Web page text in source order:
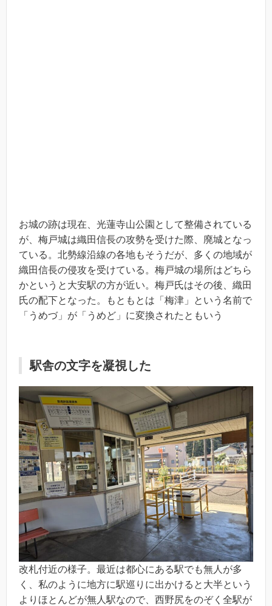
お城の跡は現在、光蓮寺山公園として整備されている
が、梅戸城は織田信長の攻勢を受けた際、廃城となっ
ている。北勢線沿線の各地もそうだが、多くの地域が
織田信長の侵攻を受けている。梅戸城の場所はどちら
かというと大安駅の方が近い。梅戸氏はその後、織田
氏の配下となった。もともとは「梅津」という名前で
「うめづ」が「うめど」に変換されたともいう
駅舎の文字を凝視した
改札付近の様子。最近は都心にある駅でも無人が多
く、私のように地方に駅巡りに出かけると大半という
よりほとんどが無人駅なので、西野尻をのぞく全駅が